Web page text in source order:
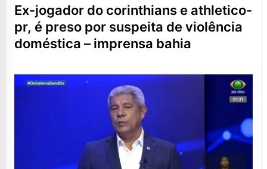
ex-jogador do corinthians e athletico-
pr, é preso por suspeita de violência
doméstica – imprensa bahia